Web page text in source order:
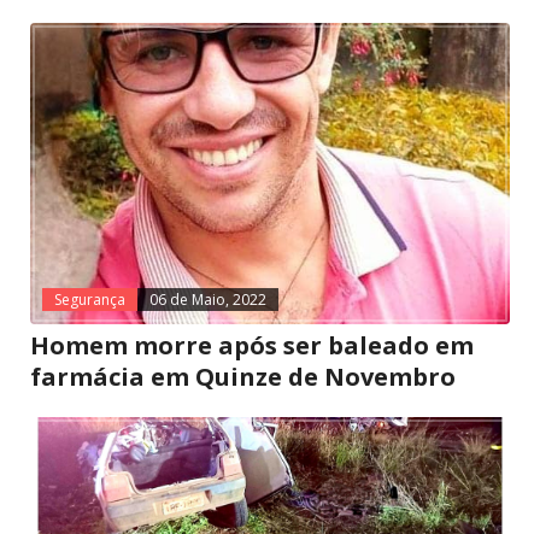
Segurança 06 de Maio, 2022
Homem morre após ser baleado em
farmácia em Quinze de Novembro